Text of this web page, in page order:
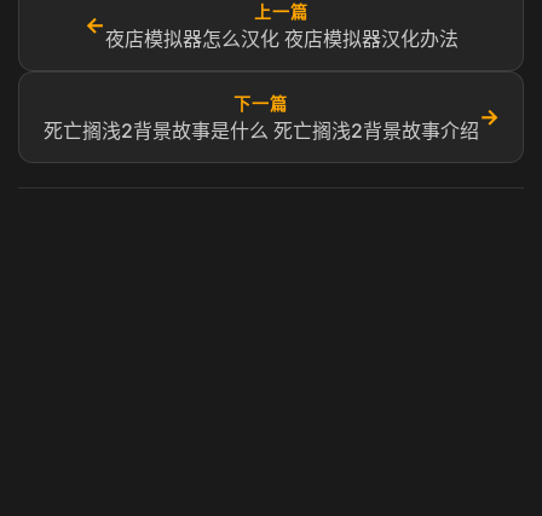
←
上一篇
夜店模拟器怎么汉化 夜店模拟器汉化办法
下一篇
死亡搁浅2背景故事是什么 死亡搁浅2背景故事介绍
→